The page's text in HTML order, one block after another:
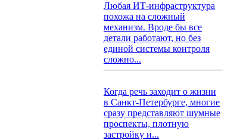
Любая ИТ-инфраструктура
похожа на сложный
механизм. Вроде бы все
детали работают, но без
единой системы контроля
сложно...
Когда речь заходит о жизни
в Санкт-Петербурге, многие
сразу представляют шумные
проспекты, плотную
застройку и...